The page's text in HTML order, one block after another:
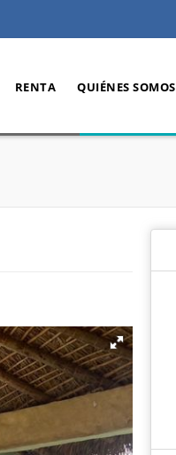
RENTA QUIÉNES SOMOS